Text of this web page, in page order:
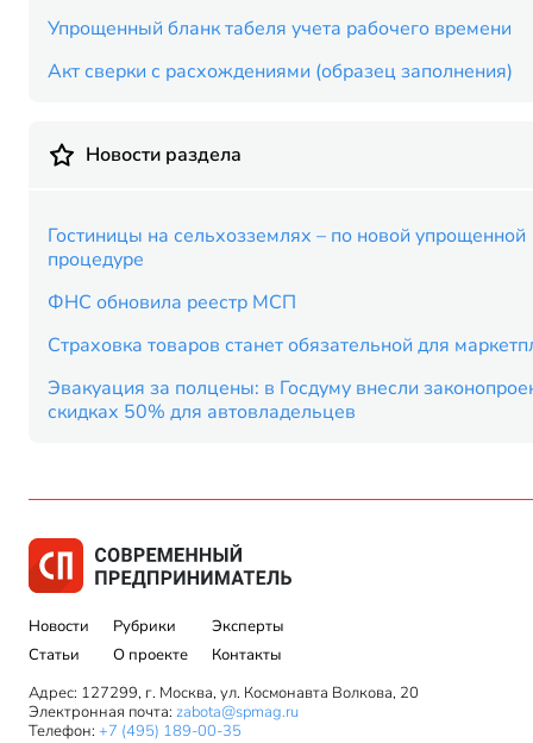
Упрощенный бланк табеля учета рабочего времени
Акт сверки с расхождениями (образец заполнения)
Новости раздела
Гостиницы на сельхозземлях – по новой упрощенной
процедуре
ФНС обновила реестр МСП
Страховка товаров станет обязательной для
Эвакуация за полцены: в Госдуму внесли
скидках 50% для автовладельцев
Новости
Статьи
Рубрики
О проекте
Эксперты
Контакты
Адрес: 127299, г. Москва, ул. Космонавта Волкова, 20
Электронная почта: zabota@spmag.ru
Телефон: +7 (495) 189-00-35